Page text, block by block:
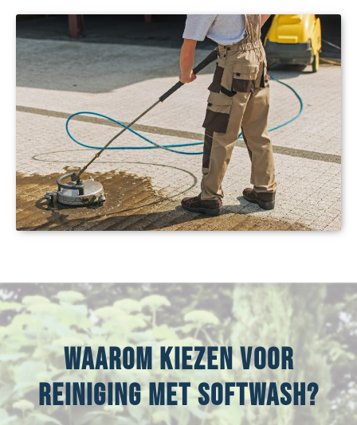
Waarom kiezen voor
reiniging met Softwash?